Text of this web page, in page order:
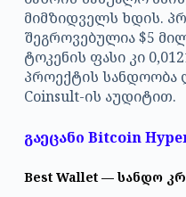
მიმზიდველს ხდის.
შეგროვებულია $5
ტოკენის ფასი კი
პროექტის სანდოობა
Coinsult-ის აუდიტით.
გაეცანი Bitcoin
Best Wallet — სანდო